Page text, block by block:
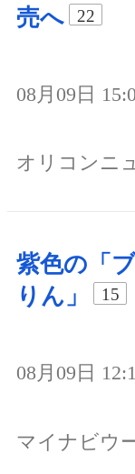
売へ
22
08月09日
オリコンニ
紫色の「
りん」
15
08月09日
マイナビウ